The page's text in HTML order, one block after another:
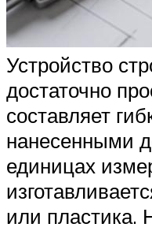
Устройство
достаточно
составляет
нанесенными
единицах
или пластика.